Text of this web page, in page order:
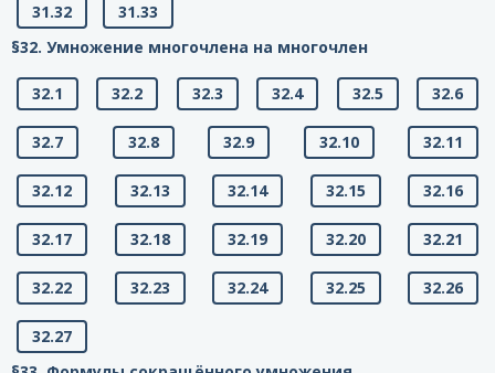
31.32
31.33
§32. Умножение многочлена на многочлен
32.1 32.2 32.3 32.4 32.5 32.6
32.7 32.8 32.9 32.10 32.11
32.12 32.13 32.14 32.15 32.16
32.17 32.18 32.19 32.20 32.21
32.22 32.23 32.24 32.25 32.26
32.27